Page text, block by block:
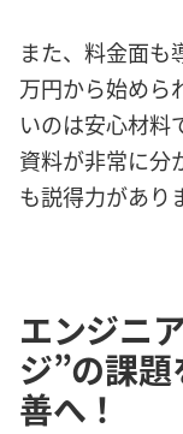
また、料金面も
万円から始めら
いのは安心材料
資料が非常に分
も説得力があり
エンジニ
ジ”の課
善へ！